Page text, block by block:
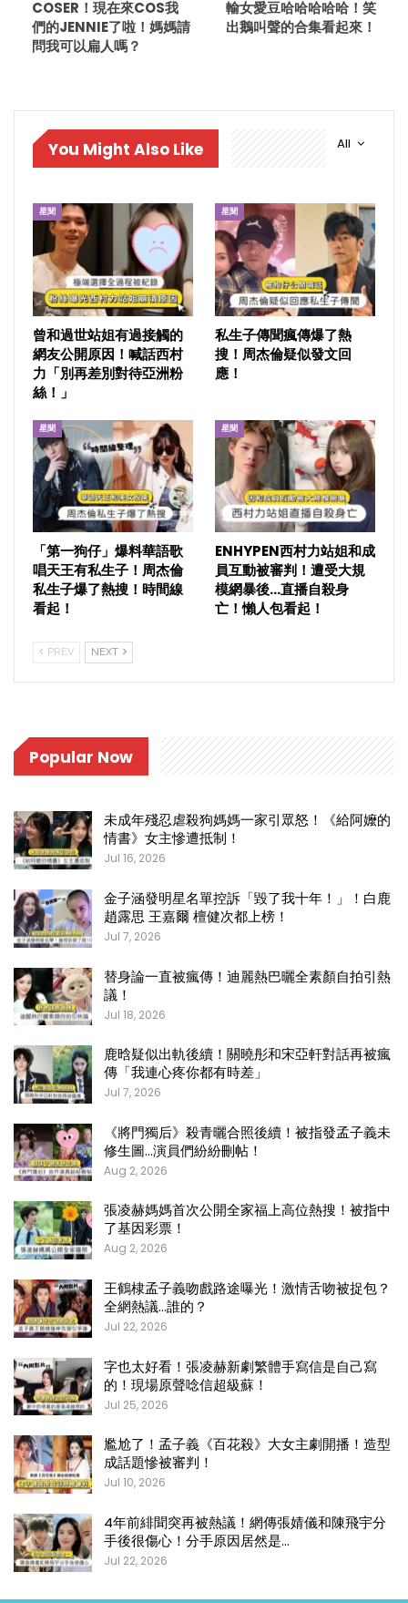
COSER！現在來COS我
們的JENNIE了啦！媽媽請
問我可以扁人嗎？
輸女愛豆哈哈哈哈哈！笑
出鵝叫聲的合集看起來！
All
You Might Also Like
星聞
曾和過世站姐有過接觸的
網友公開原因！喊話西村
力「別再差別對待亞洲粉
絲！」
星聞
私生子傳聞瘋傳爆了熱
搜！周杰倫疑似發文回
應！
星聞
「第一狗仔」爆料華語歌
唱天王有私生子！周杰倫
私生子爆了熱搜！時間線
看起！
星聞
ENHYPEN西村力站姐和成
員互動被審判！遭受大規
模網暴後…直播自殺身
亡！懶人包看起！
PREV NEXT
Popular Now
未成年殘忍虐殺狗媽媽一家引眾怒！《給阿嬤的
情書》女主慘遭抵制！
Jul 16, 2026
金子涵發明星名單控訴「毀了我十年！」！白鹿
趙露思 王嘉爾 檀健次都上榜！
Jul 7, 2026
替身論一直被瘋傳！迪麗熱巴曬全素顏自拍引熱
議！
Jul 18, 2026
鹿晗疑似出軌後續！關曉彤和宋亞軒對話再被瘋
傳「我連心疼你都有時差」
Jul 7, 2026
《將門獨后》殺青曬合照後續！被指發孟子義未
修生圖…演員們紛紛刪帖！
Aug 2, 2026
張凌赫媽媽首次公開全家福上高位熱搜！被指中
了基因彩票！
Aug 2, 2026
王鶴棣孟子義吻戲路途曝光！激情舌吻被捉包？
全網熱議…誰的？
Jul 22, 2026
字也太好看！張凌赫新劇繁體手寫信是自己寫
的！現場原聲唸信超級蘇！
Jul 25, 2026
尷尬了！孟子義《百花殺》大女主劇開播！造型
成話題慘被審判！
Jul 10, 2026
4年前緋聞突再被熱議！網傳張婧儀和陳飛宇分
手後很傷心！分手原因居然是…
Jul 22, 2026